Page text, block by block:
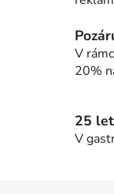
V
20%
25
V